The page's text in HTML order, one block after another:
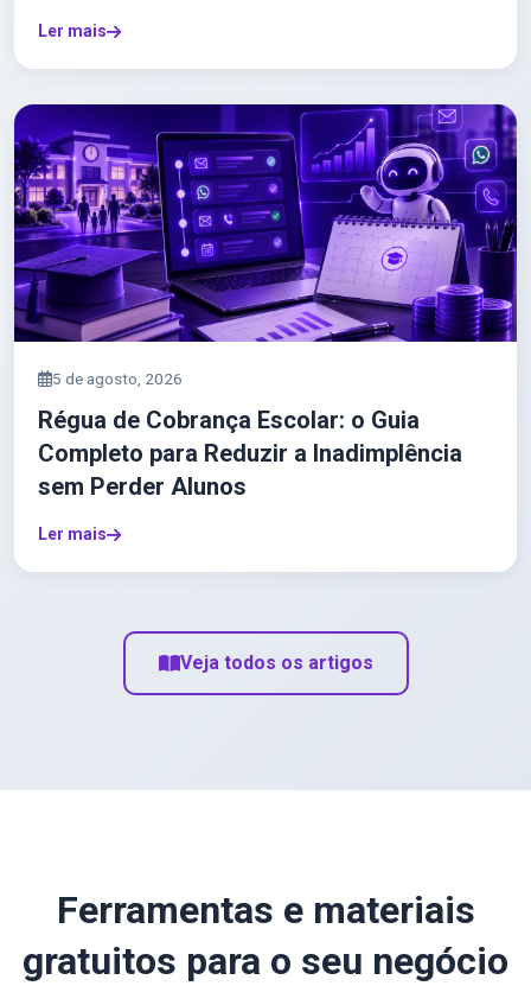
Ler mais
5 de agosto, 2026
Régua de Cobrança Escolar: o Guia
Completo para Reduzir a Inadimplência
sem Perder Alunos
Ler mais
Veja todos os artigos
Ferramentas e materiais
gratuitos para o seu negócio